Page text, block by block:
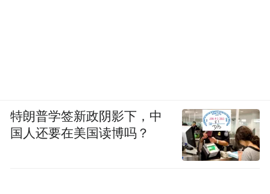
特朗普学签新政阴影下，中
国人还要在美国读博吗？